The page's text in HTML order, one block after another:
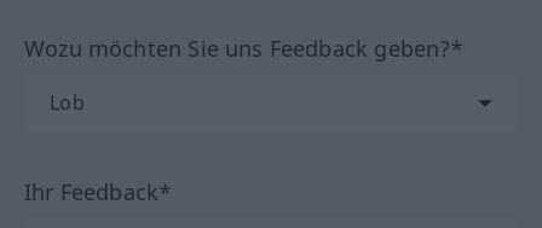
Wozu möchten Sie uns Feedback geben?*
Ihr Feedback*